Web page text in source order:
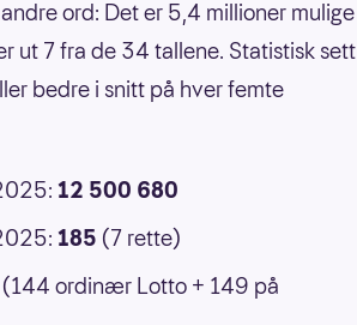
ord: Det er 5,4 millioner mulige
ut 7 fra de 34 tallene. Statistisk sett
bedre i snitt på hver femte
12 500 680
185 (7 rette)
(144 ordinær Lotto + 149 på